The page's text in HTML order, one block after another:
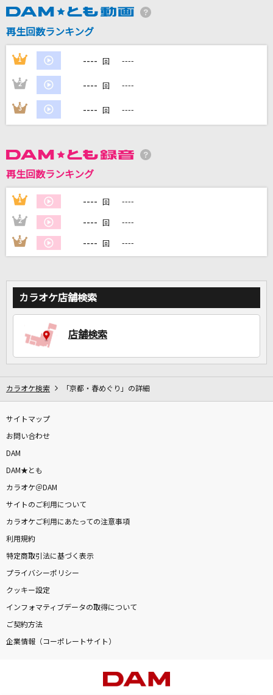
ヤングスキニー
カラオケ最新情報をチェック！
再生回数ランキング
1 ---- 回 ----
2 ---- 回 ----
3 ---- 回 ----
再生回数ランキング
1 ---- 回 ----
2 ---- 回 ----
3 ---- 回 ----
カラオケ店舗検索
店舗検索
カラオケ検索 「京都・春めぐり」の詳細
サイトマップ
お問い合わせ
DAM
DAM★とも
カラオケ＠DAM
サイトのご利用について
カラオケご利用にあたっての注意事項
利用規約
特定商取引法に基づく表示
プライバシーポリシー
クッキー設定
インフォマティブデータの取得について
ご契約方法
企業情報（コーポレートサイト）